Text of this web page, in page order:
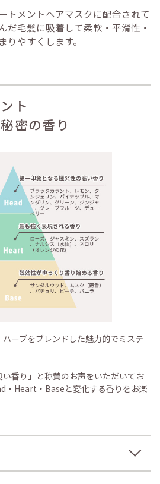
トメントヘアマスクに配合されて
だ毛髪に吸着して柔軟・平滑性・
りやすくします。
ト
密の香り
ーブをブレンドした魅力的でミステ
香り」と称賛のお声をいただいてお
・Heart・Baseと変化する香りをお楽